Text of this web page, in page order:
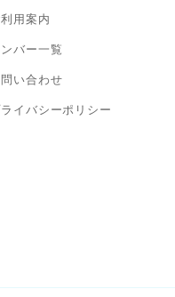
用案内
ンバー一覧
い合わせ
イバシーポリシー